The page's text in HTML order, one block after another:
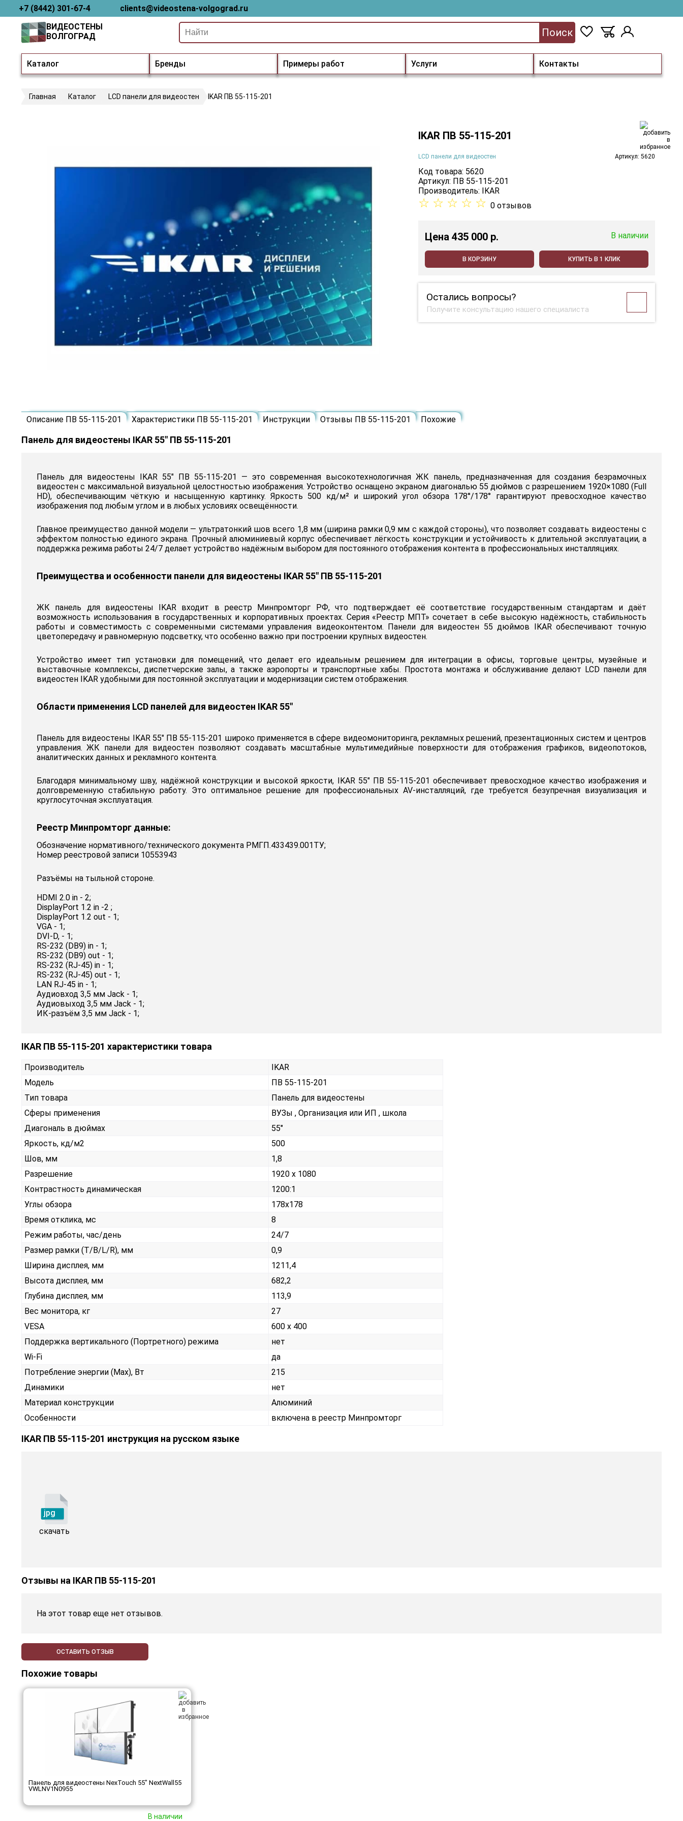
+7 (8442) 301-67-4 clients@videostena-volgograd.ru
Каталог Бренды Примеры работ Услуги Контакты
ВИДЕОСТЕНЫ
ВОЛГОГРАД
Поиск
Главная Каталог LCD панели для видеостен IKAR ПВ 55-115-201
IKAR ПВ 55-115-201
LCD панели для видеостен Артикул: 5620
Код товара: 5620
Артикул: ПВ 55-115-201
Производитель: IKAR
☆ ☆ ☆ ☆ ☆ 0 отзывов
Цена435 000 p. В наличии
В КОРЗИНУ КУПИТЬ В 1 КЛИК
Остались вопросы?
Получите консультацию нашего специалиста
Описание ПВ 55-115-201 Характеристики ПВ 55-115-201 Инструкции Отзывы ПВ 55-115-201 Похожие
Панель для видеостены IKAR 55" ПВ 55-115-201
Панель для видеостены IKAR 55" ПВ 55-115-201 — это современная высокотехнологичная ЖК панель, предназначенная для создания безрамочных
видеостен с максимальной визуальной целостностью изображения. Устройство оснащено экраном диагональю 55 дюймов с разрешением 1920×1080 (Full
HD), обеспечивающим чёткую и насыщенную картинку. Яркость 500 кд/м² и широкий угол обзора 178°/178° гарантируют превосходное качество
изображения под любым углом и в любых условиях освещённости.
Главное преимущество данной модели — ультратонкий шов всего 1,8 мм (ширина рамки 0,9 мм с каждой стороны), что позволяет создавать видеостены с
эффектом полностью единого экрана. Прочный алюминиевый корпус обеспечивает лёгкость конструкции и устойчивость к длительной эксплуатации, а
поддержка режима работы 24/7 делает устройство надёжным выбором для постоянного отображения контента в профессиональных инсталляциях.
Преимущества и особенности панели для видеостены IKAR 55" ПВ 55-115-201
ЖК панель для видеостены IKAR входит в реестр Минпромторг РФ, что подтверждает её соответствие государственным стандартам и даёт
возможность использования в государственных и корпоративных проектах. Серия «Реестр МПТ» сочетает в себе высокую надёжность, стабильность
работы и совместимость с современными системами управления видеоконтентом. Панели для видеостен 55 дюймов IKAR обеспечивают точную
цветопередачу и равномерную подсветку, что особенно важно при построении крупных видеостен.
Устройство имеет тип установки для помещений, что делает его идеальным решением для интеграции в офисы, торговые центры, музейные и
выставочные комплексы, диспетчерские залы, а также аэропорты и транспортные хабы. Простота монтажа и обслуживание делают LCD панели для
видеостен IKAR удобными для постоянной эксплуатации и модернизации систем отображения.
Области применения LCD панелей для видеостен IKAR 55"
Панель для видеостены IKAR 55" ПВ 55-115-201 широко применяется в сфере видеомониторинга, рекламных решений, презентационных систем и центров
управления. ЖК панели для видеостен позволяют создавать масштабные мультимедийные поверхности для отображения графиков, видеопотоков,
аналитических данных и рекламного контента.
Благодаря минимальному шву, надёжной конструкции и высокой яркости, IKAR 55" ПВ 55-115-201 обеспечивает превосходное качество изображения и
долговременную стабильную работу. Это оптимальное решение для профессиональных AV-инсталляций, где требуется безупречная визуализация и
круглосуточная эксплуатация.
Реестр Минпромторг данные:
Обозначение нормативного/технического документа РМГП.433439.001ТУ;
Номер реестровой записи 10553943
Разъёмы на тыльной стороне.
HDMI 2.0 in - 2;
DisplayPort 1.2 in -2 ;
DisplayPort 1.2 out - 1;
VGA - 1;
DVI-D, - 1;
RS-232 (DB9) in - 1;
RS-232 (DB9) out - 1;
RS-232 (RJ-45) in - 1;
RS-232 (RJ-45) out - 1;
LAN RJ-45 in - 1;
Аудиовход 3,5 мм Jack - 1;
Аудиовыход 3,5 мм Jack - 1;
ИК-разъём 3,5 мм Jack - 1;
IKAR ПВ 55-115-201 характеристики товара
Производитель
IKAR
Модель
ПВ 55-115-201
Тип товара
Панель для видеостены
Сферы применения
ВУЗы , Организация или ИП , школа
Диагональ в дюймах
55"
Яркость, кд/м2
500
Шов, мм
1,8
Разрешение
1920 x 1080
Контрастность динамическая
1200:1
Углы обзора
178x178
Время отклика, мс
8
Режим работы, час/день
24/7
Размер рамки (T/B/L/R), мм
0,9
Ширина дисплея, мм
1211,4
Высота дисплея, мм
682,2
Глубина дисплея, мм
113,9
Вес монитора, кг
27
VESA
600 x 400
Поддержка вертикального (Портретного) режима
нет
Wi-Fi
да
Потребление энергии (Max), Вт
215
Динамики
нет
Материал конструкции
Алюминий
Особенности
включена в реестр Минпромторг
IKAR ПВ 55-115-201 инструкция на русском языке
jpg
скачать
Отзывы на IKAR ПВ 55-115-201
На этот товар еще нет отзывов.
ОСТАВИТЬ ОТЗЫВ
Похожие товары
Панель для видеостены NexTouch 55" NextWall55
VWLNV1N0955
В наличии